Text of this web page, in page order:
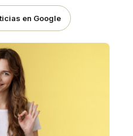
en Google